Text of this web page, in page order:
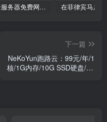
樱花云服务器免费网站黄页(樱花官网首页入口)
下一篇
NeKoYun跑路云：99元/年/1
核/1G内存/10G SSD硬盘/1T